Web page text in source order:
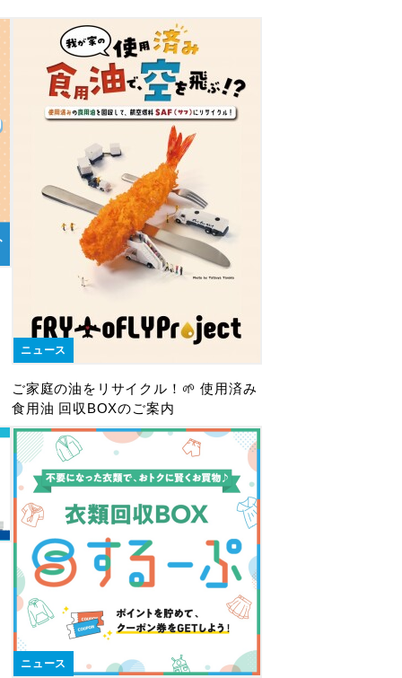
ニュース
ご家庭の油をリサイクル！🌱 使用済み
食用油 回収BOXのご案内
ニュース